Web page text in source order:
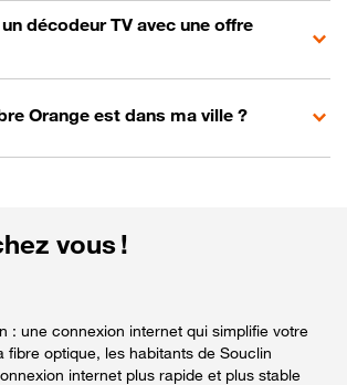
décodeur TV avec une offre
Orange est dans ma ville ?
vous !
: une connexion internet qui simplifie votre
fibre optique, les habitants de Souclin
internet plus rapide et plus stable